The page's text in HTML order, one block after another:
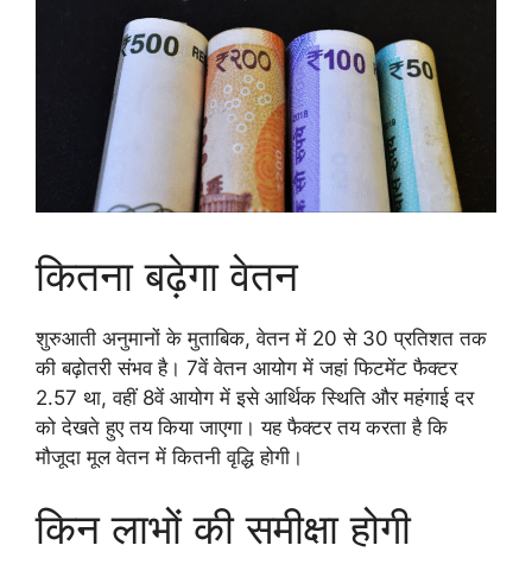
कितना बढ़ेगा वेतन
शुरुआती अनुमानों के मुताबिक, वेतन में 20 से 30 प्रतिशत तक
की बढ़ोतरी संभव है। 7वें वेतन आयोग में जहां फिटमेंट फैक्टर
2.57 था, वहीं 8वें आयोग में इसे आर्थिक स्थिति और महंगाई दर
को देखते हुए तय किया जाएगा। यह फैक्टर तय करता है कि
मौजूदा मूल वेतन में कितनी वृद्धि होगी।
किन लाभों की समीक्षा होगी